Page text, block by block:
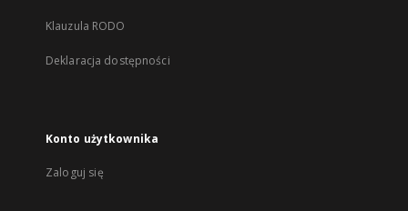
Klauzula RODO
Deklaracja dostępności
Konto użytkownika
Zaloguj się